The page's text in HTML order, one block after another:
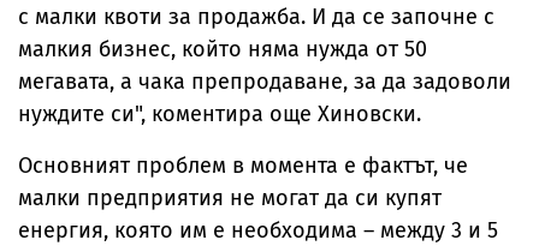
с малки квоти за продажба. И да се започне с
малкия бизнес, който няма нужда от 50
мегавата, а чака препродаване, за да задоволи
нуждите си", коментира още Хиновски.
Основният проблем в момента е фактът, че
малки предприятия не могат да си купят
енергия, която им е необходима – между 3 и 5